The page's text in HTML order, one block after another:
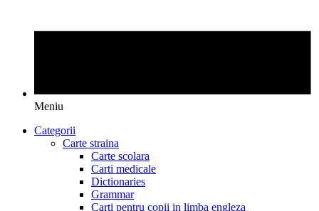
Meniu
Categorii
Carte straina
Carte scolara
Carti medicale
Dictionaries
Grammar
Carti pentru copii in limba engleza